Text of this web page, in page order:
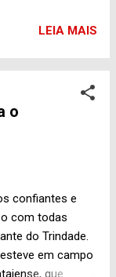
coisas que não
pouco,
prefeito de
no comando do
popular,
que poderia
ao invés de
por 81.150
em favor de
trazidos
LEIA MAIS
o
confiantes e
com todas
do Trindade.
em campo
que